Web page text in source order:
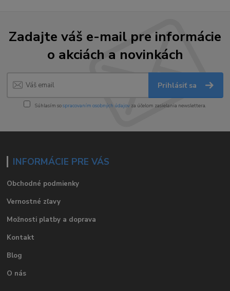
Zadajte váš e-mail pre informácie
o akciách a novinkách
Prihlásiť sa
Súhlasím sospracovaním osobných údajov za účelom zasielania newslettera.
INFORMÁCIE PRE VÁS
Obchodné podmienky
Vernostné zľavy
Možnosti platby a doprava
Kontakt
Blog
O nás